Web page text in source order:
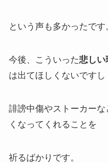
という声も多かったです
今後、こういった悲しい
は出てほしくないですし
誹謗中傷や ストーカーな
くなってくれることを
祈るばかりです。